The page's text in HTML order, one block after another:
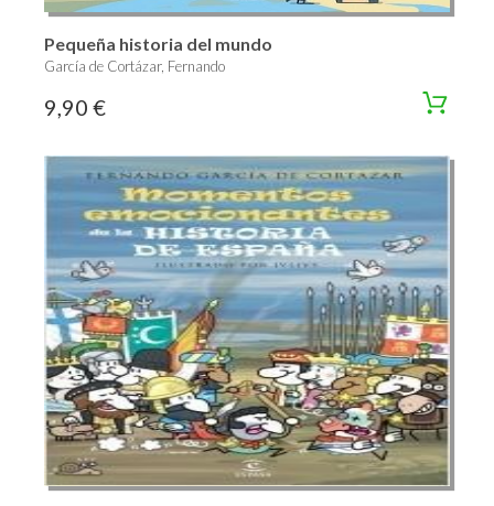
Pequeña historia del mundo
García de Cortázar, Fernando
9,90 €